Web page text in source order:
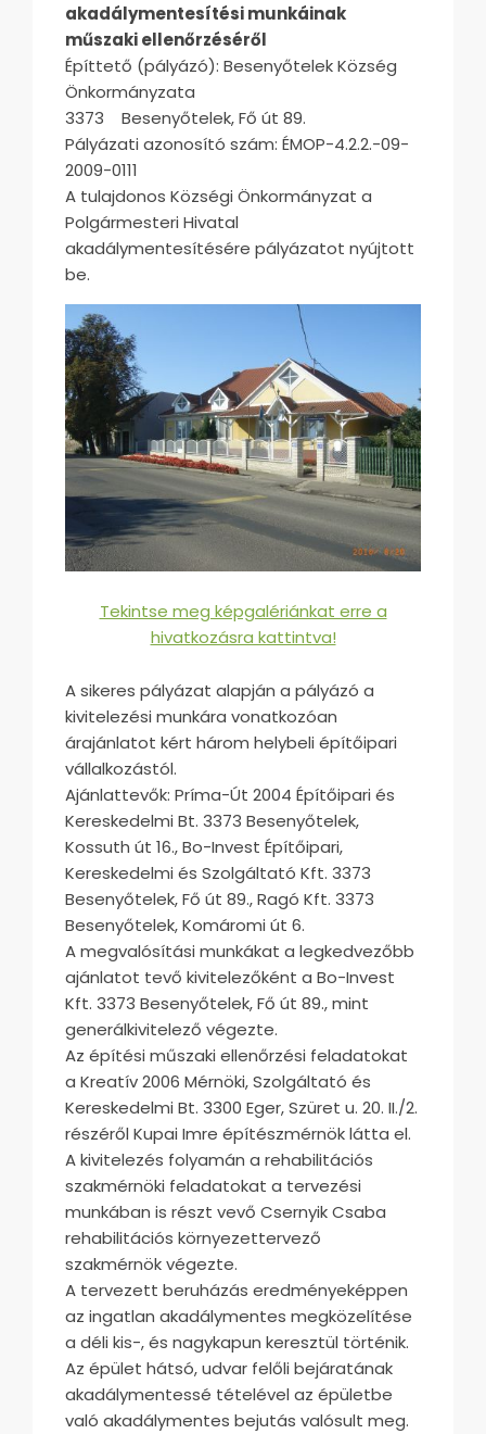
akadálymentesítési munkáinak
műszaki ellenőrzéséről
Építtető (pályázó): Besenyőtelek Község
Önkormányzata
3373 Besenyőtelek, Fő út 89.
Pályázati azonosító szám: ÉMOP-4.2.2.-09-
2009-0111
A tulajdonos Községi Önkormányzat a
Polgármesteri Hivatal
akadálymentesítésére pályázatot nyújtott
be.
Tekintse meg képgalériánkat erre a
hivatkozásra kattintva!
A sikeres pályázat alapján a pályázó a
kivitelezési munkára vonatkozóan
árajánlatot kért három helybeli építőipari
vállalkozástól.
Ajánlattevők: Príma-Út 2004 Építőipari és
Kereskedelmi Bt. 3373 Besenyőtelek,
Kossuth út 16., Bo-Invest Építőipari,
Kereskedelmi és Szolgáltató Kft. 3373
Besenyőtelek, Fő út 89., Ragó Kft. 3373
Besenyőtelek, Komáromi út 6.
A megvalósítási munkákat a legkedvezőbb
ajánlatot tevő kivitelezőként a Bo-Invest
Kft. 3373 Besenyőtelek, Fő út 89., mint
generálkivitelező végezte.
Az építési műszaki ellenőrzési feladatokat
a Kreatív 2006 Mérnöki, Szolgáltató és
Kereskedelmi Bt. 3300 Eger, Szüret u. 20. II./2.
részéről Kupai Imre építészmérnök látta el.
A kivitelezés folyamán a rehabilitációs
szakmérnöki feladatokat a tervezési
munkában is részt vevő Csernyik Csaba
rehabilitációs környezettervező
szakmérnök végezte.
A tervezett beruházás eredményeképpen
az ingatlan akadálymentes megközelítése
a déli kis-, és nagykapun keresztül történik.
Az épület hátsó, udvar felőli bejáratának
akadálymentessé tételével az épületbe
való akadálymentes bejutás valósult meg.